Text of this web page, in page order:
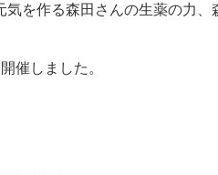
を作る森田さんの生薬の力、
催しました。